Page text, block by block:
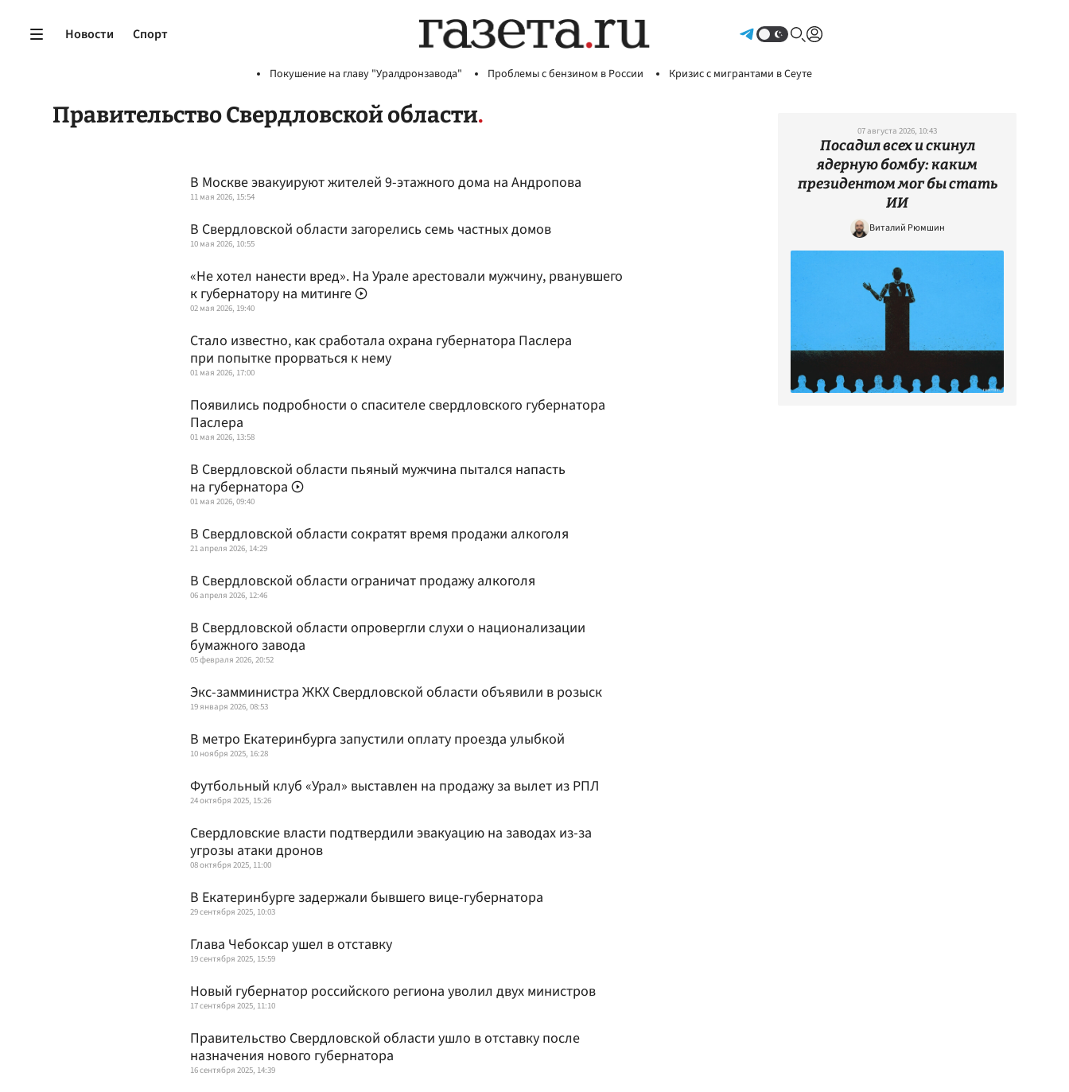
Новости Спорт
Покушение на главу "Уралдронзавода" Проблемы с бензином в России Кризис с мигрантами в Сеуте
Правительство Свердловской области
В Москве эвакуируют жителей 9-этажного дома на Андропова
11 мая 2026, 15:54
В Свердловской области загорелись семь частных домов
10 мая 2026, 10:55
«Не хотел нанести вред». На Урале арестовали мужчину, рванувшего
к губернатору на митинге
02 мая 2026, 19:40
Стало известно, как сработала охрана губернатора Паслера
при попытке прорваться к нему
01 мая 2026, 17:00
Появились подробности о спасителе свердловского губернатора
Паслера
01 мая 2026, 13:58
В Свердловской области пьяный мужчина пытался напасть
на губернатора
01 мая 2026, 09:40
В Свердловской области сократят время продажи алкоголя
21 апреля 2026, 14:29
В Свердловской области ограничат продажу алкоголя
06 апреля 2026, 12:46
В Свердловской области опровергли слухи о национализации
бумажного завода
05 февраля 2026, 20:52
Экс-замминистра ЖКХ Свердловской области объявили в розыск
19 января 2026, 08:53
В метро Екатеринбурга запустили оплату проезда улыбкой
10 ноября 2025, 16:28
Футбольный клуб «Урал» выставлен на продажу за вылет из РПЛ
24 октября 2025, 15:26
Свердловские власти подтвердили эвакуацию на заводах из-за
угрозы атаки дронов
08 октября 2025, 11:00
В Екатеринбурге задержали бывшего вице-губернатора
29 сентября 2025, 10:03
Глава Чебоксар ушел в отставку
19 сентября 2025, 15:59
Новый губернатор российского региона уволил двух министров
17 сентября 2025, 11:10
Правительство Свердловской области ушло в отставку после
назначения нового губернатора
16 сентября 2025, 14:39
07 августа 2026, 10:43
Посадил всех и скинул
ядерную бомбу: каким
президентом мог бы стать
ИИ
Виталий Рюмшин